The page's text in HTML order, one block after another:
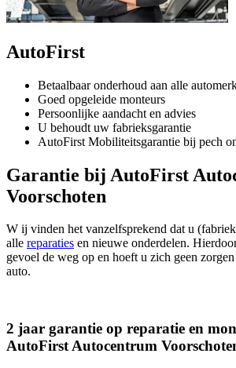
AutoFirst
Betaalbaar onderhoud aan alle
Goed opgeleide monteurs
Persoonlijke aandacht en advies
U behoudt uw fabrieksgarantie
AutoFirst Mobiliteitsgarantie bij pech
Garantie bij AutoFirst
Voorschoten
W ij vinden het vanzelfsprekend dat u
alle reparaties en nieuwe onderdelen.
gevoel de weg op en hoeft u zich geen
auto.
2 jaar garantie op reparatie en
AutoFirst Autocentrum